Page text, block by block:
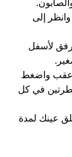
إلى
لأسفل
عقب واضغط
في كل
عينك لمدة